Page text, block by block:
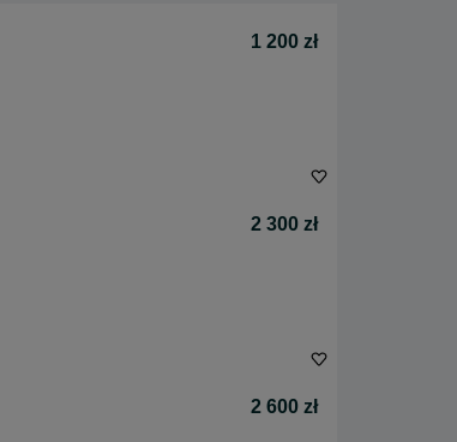
1 200 zł
2 300 zł
2 600 zł